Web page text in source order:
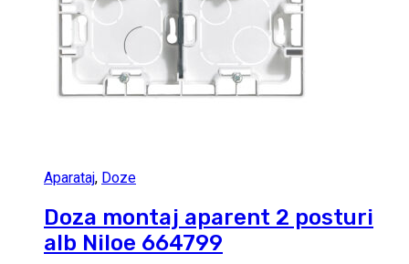
Aparataj, Doze
Doza montaj aparent 2 posturi
alb Niloe 664799